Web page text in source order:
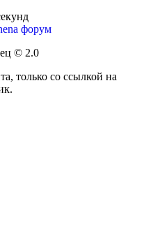
форум
© 2.0
только со ссылкой на